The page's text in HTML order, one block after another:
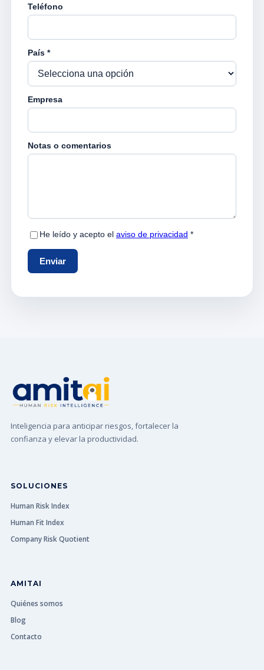
Inteligencia para anticipar riesgos, fortalecer la
confianza y elevar la productividad.
SOLUCIONES
Human Risk Index
Human Fit Index
Company Risk Quotient
AMITAI
Quiénes somos
Blog
Contacto